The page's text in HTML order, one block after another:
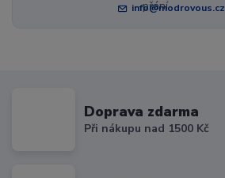
info@modrovous.cz
Doprava zdarma
Při nákupu nad 1500 Kč